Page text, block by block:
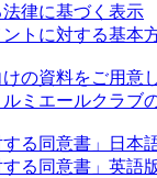
律に基づく表示
トに対する基本
の資料をご用意
ミエールクラブ
する同意書」日本
する同意書」英語